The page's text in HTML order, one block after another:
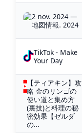
2 nov. 2024 —
地図情報. 2024
TikTok - Make
Your Day
【ティアキン】攻
略 金のリンゴの
使い道と集め方
(裏技)と料理の秘
密効果【ゼルダ
の...